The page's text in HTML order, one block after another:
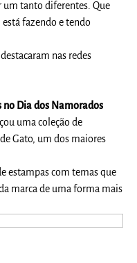
tanto diferentes. Que
fazendo e tendo
nas redes
no Dia dos Namorados
uma coleção de
Gato, um dos maiores
estampas com temas que
marca de uma forma mais